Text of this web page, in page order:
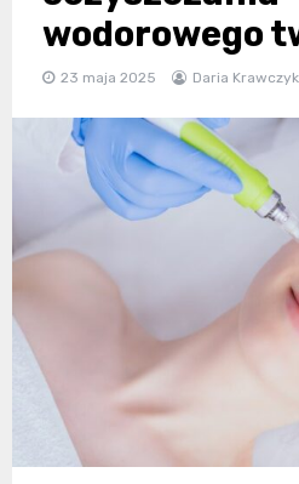
wodorowego
23 maja 2025 Daria Krawczyk